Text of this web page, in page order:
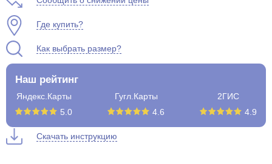
Где купить?
Как выбрать размер?
Наш рейтинг
Яндекс.Карты
5.0
Гугл.Карты
4.6
2ГИС
4.9
Скачать инструкцию